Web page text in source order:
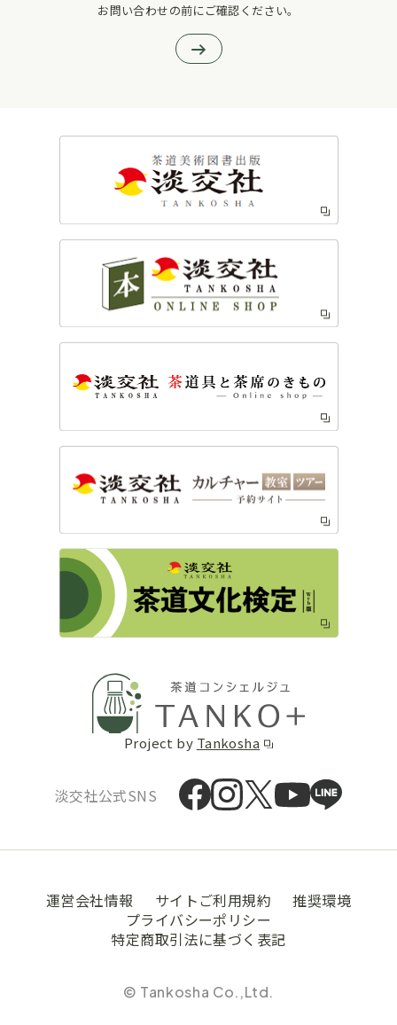
お問い合わせの前にご確認ください。
Project by Tankosha
淡交社公式SNS
運営会社情報 サイトご利用規約
推奨環境
プライバシーポリシー
特定商取引法に基づく表記
© Tankosha Co.,Ltd.